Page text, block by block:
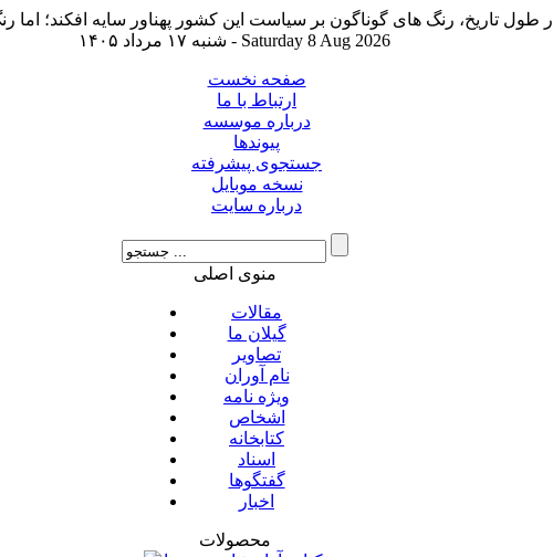
شنبه ۱۷ مرداد ۱۴۰۵ - Saturday 8 Aug 2026
صفحه نخست
ارتباط با ما
درباره موسسه
پیوندها
جستجوی پیشرفته
نسخه موبایل
درباره سایت
منوی اصلی
مقالات
گیلان ما
تصاویر
نام آوران
ویژه نامه
اشخاص
کتابخانه
اسناد
گفتگوها
اخبار
محصولات